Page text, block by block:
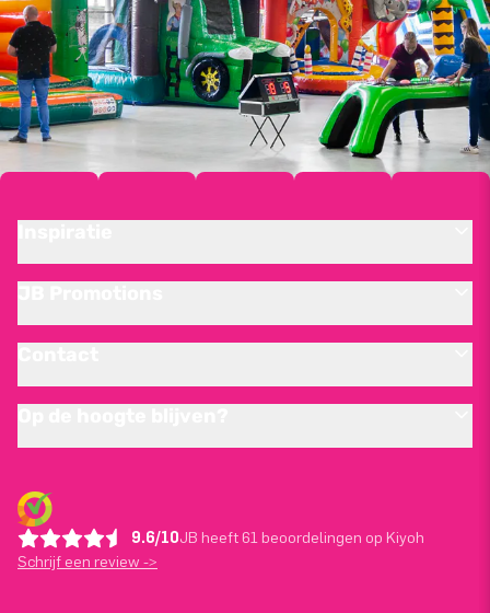
9.6/10JB heeft 61 beoordelingen op Kiyoh
Schrijf een review ->